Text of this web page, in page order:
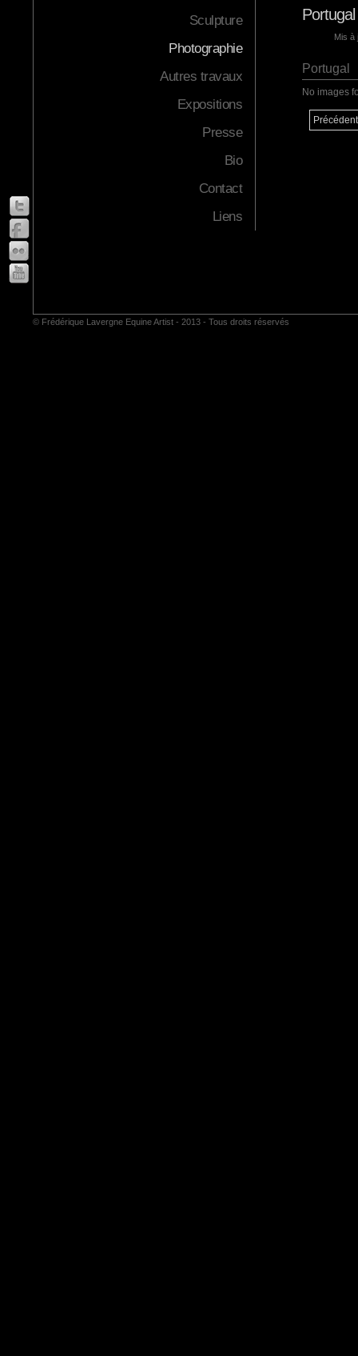
Sculpture
Photographie
Autres travaux
Expositions
Presse
Bio
Contact
Liens
Portugal
Mis à
Portugal
No images
Précédent
© Frédérique Lavergne Equine Artist - 2013 - Tous droits réservés